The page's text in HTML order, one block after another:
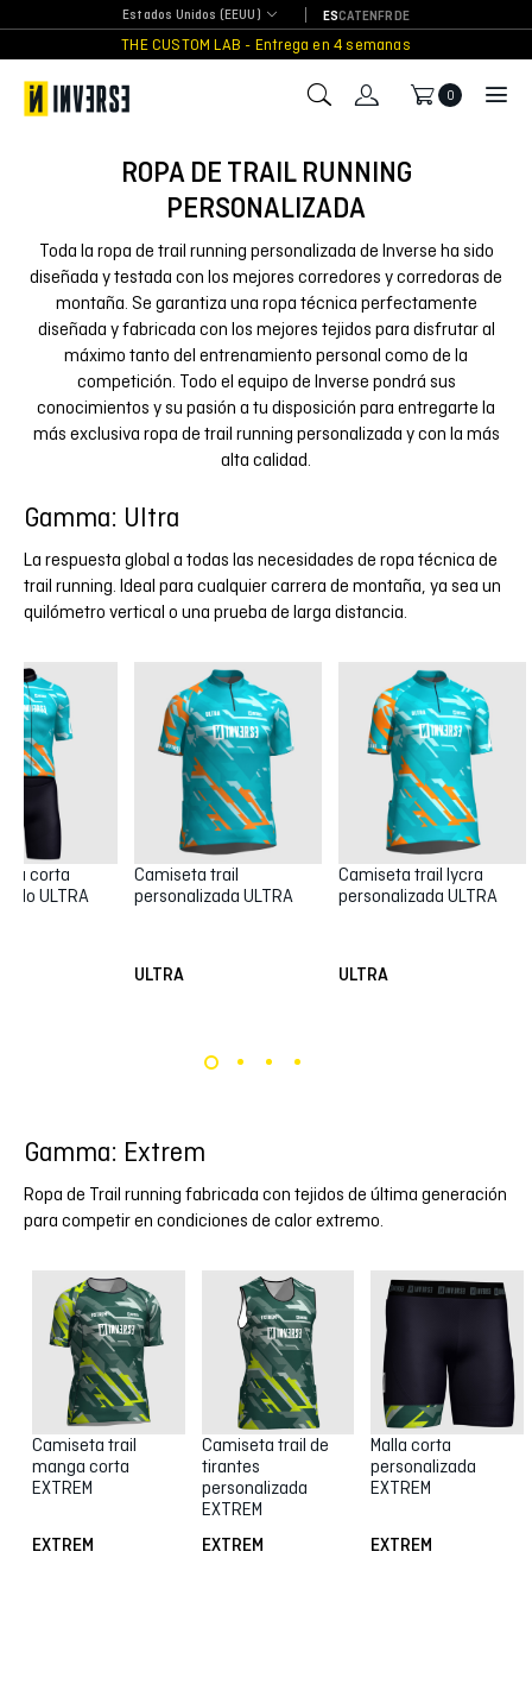
content
THE CUSTOM LAB - Entrega en 4 semanas
Estados Unidos (EEUU) ESCATENFRDE
0
ROPA DE TRAIL RUNNING
PERSONALIZADA
Toda la ropa de trail running personalizada de Inverse ha sido
diseñada y testada con los mejores corredores y corredoras de
montaña. Se garantiza una ropa técnica perfectamente
diseñada y fabricada con los mejores tejidos para disfrutar al
máximo tanto del entrenamiento personal como de la
competición. Todo el equipo de Inverse pondrá sus
conocimientos y su pasión a tu disposición para entregarte la
más exclusiva ropa de trail running personalizada y con la más
alta calidad.
Gamma: Ultra
La respuesta global a todas las necesidades de ropa técnica de
trail running. Ideal para cualquier carrera de montaña, ya sea un
quilómetro vertical o una prueba de larga distancia.
corta
ULTRA
Camiseta trail
personalizada ULTRA
ULTRA
Camiseta trail lycra
personalizada ULTRA
ULTRA
Gamma: Extrem
Ropa de Trail running fabricada con tejidos de última generación
para competir en condiciones de calor extremo.
Camiseta trail
manga corta
EXTREM
EXTREM
Camiseta trail de
tirantes
personalizada
EXTREM
EXTREM
Malla corta
personalizada
EXTREM
EXTREM